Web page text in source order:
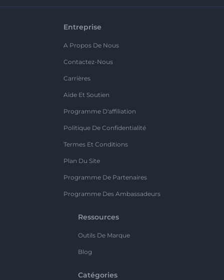
Entreprise
A Propos De Nous
Contactez-Nous
Carrières
Aide Et Soutien
Programme D'affiliation
Politique De Confidentialité
Termes Et Conditions
Plan Du Site
Programme De Partenaires
Programme Des Ambassadeurs
Ressources
Outils De Marque
Blog
Catégories